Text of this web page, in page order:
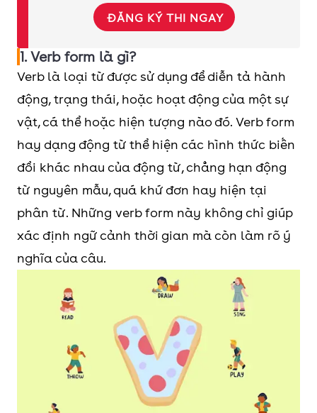
Hiện tại phân từ: dùng trong các thì tiếp diễn
hoặc làm tính từ.
ĐĂNG KÝ THI NGAY
1. Verb form là gì?
Verb là loại từ được sử dụng để diễn tả hành
động, trạng thái, hoặc hoạt động của một sự
vật, cá thể hoặc hiện tượng nào đó. Verb form
hay dạng động từ thể hiện các hình thức biến
đổi khác nhau của động từ, chẳng hạn động
từ nguyên mẫu, quá khứ đơn hay hiện tại
phân từ. Những verb form này không chỉ giúp
xác định ngữ cảnh thời gian mà còn làm rõ ý
nghĩa của câu.